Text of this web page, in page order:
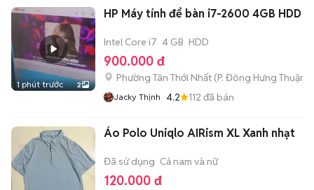
1 phút trước 2
HP Máy tính để bàn i7-2600 4GB HDD
Intel Core i7 4 GB HDD
900.000 đ
Phường Tân Thới Nhất (P. Đông Hưng Thuận
Jacky Thịnh 4.2 112 đã bán
Áo Polo Uniqlo AIRism XL Xanh nhạt
Đã sử dụng Cả nam và nữ
120.000 đ